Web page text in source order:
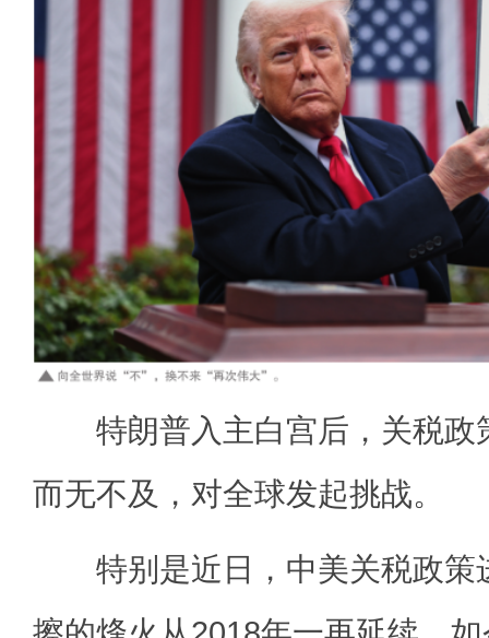
特朗普入主白宫后，关税政
而无不及，对全球发起挑战。
特别是近日，中美关税政策